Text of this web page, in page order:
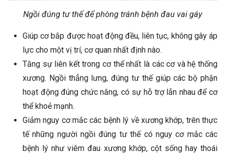
Ngồi đúng tư thế để phòng tránh bệnh đau vai gáy
Giúp cơ bắp được hoạt động đều, liên tục, không gây áp
lực cho một vị trí, cơ quan nhất định nào.
Tăng sự liên kết trong cơ thể nhất là các cơ và hệ thống
xương. Ngồi thẳng lưng, đúng tư thế giúp các bộ phận
hoạt động đúng chức năng, có sự hỗ trợ lẫn nhau để cơ
thể khoẻ mạnh.
Giảm nguy cơ mắc các bệnh lý về xương khớp, trên thực
tế những người ngồi đúng tư thế có nguy cơ mắc các
bệnh lý như viêm đau xương khớp, cột sống hay thoái